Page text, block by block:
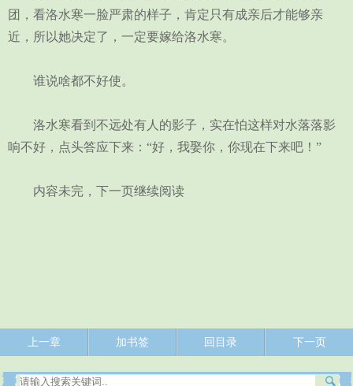
团，看洛水寒一脸严肃的样子，肯定只有成亲后才能够亲
近，所以她决定了，一定要嫁给洛水寒。
谁说啥都不好使。
洛水寒看到不远处有人的影子，实在怕这样对水落落影
响不好，点头答应下来：“好，我娶你，你现在下来吧！”
内容未完，下一页继续阅读
上一章 加书签 回目录 下一页